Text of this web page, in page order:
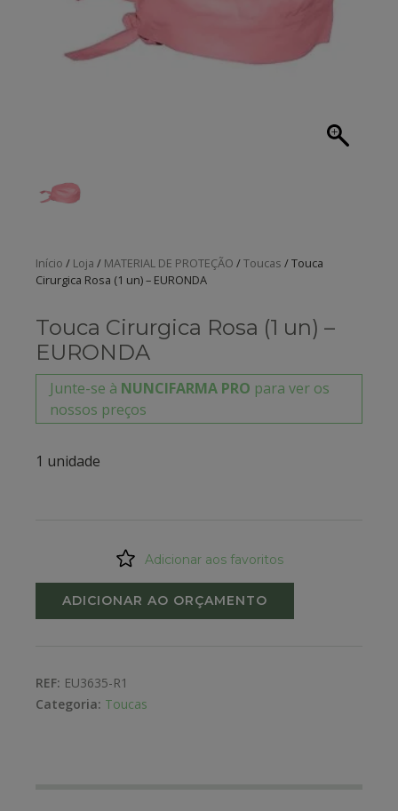
Início / Loja / MATERIAL DE PROTEÇÃO /Toucas / Touca
Cirurgica Rosa (1 un) – EURONDA
Touca Cirurgica Rosa (1 un) –
EURONDA
Junte-se à NUNCIFARMA PRO para ver os
nossos preços
1 unidade
Adicionar aos favoritos
ADICIONAR AO ORÇAMENTO
REF: EU3635-R1
Categoria: Toucas